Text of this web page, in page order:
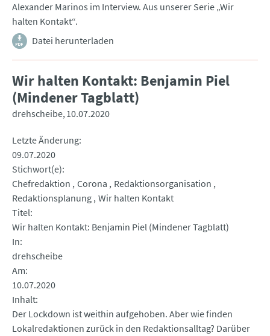
Alexander Marinos im Interview. Aus unserer Serie „Wir
halten Kontakt“.
Datei herunterladen
Wir halten Kontakt: Benjamin Piel
(Mindener Tagblatt)
drehscheibe 10.07.2020
Letzte Änderung
09.07.2020
Stichwort(e)
Chefredaktion Corona
Redaktionsorganisation
Redaktionsplanung Wir halten Kontakt
Titel
Wir halten Kontakt: Benjamin Piel (Mindener Tagblatt)
In
drehscheibe
Am
10.07.2020
Inhalt
Der Lockdown ist weithin aufgehoben. Aber wie finden
Lokalredaktionen zurück in den Redaktionsalltag? Darüber